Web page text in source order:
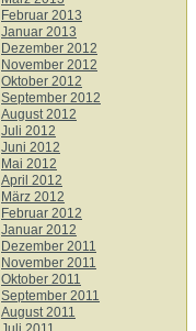
Februar 2013
Januar 2013
Dezember 2012
November 2012
Oktober 2012
September 2012
August 2012
Juli 2012
Juni 2012
Mai 2012
April 2012
März 2012
Februar 2012
Januar 2012
Dezember 2011
November 2011
Oktober 2011
September 2011
August 2011